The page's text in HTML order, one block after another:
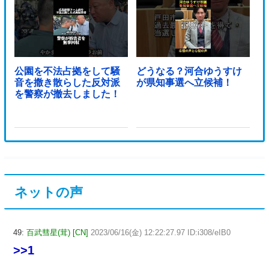
公園を不法占拠をして騒
音を撒き散らした反対派
を警察が撤去しました！
どうなる？河合ゆうすけ
が県知事選へ立候補！
ネットの声
49: 百武彗星(茸) [CN] 2023/06/16(金) 12:22:27.97 ID:i308/eIB0
>>1